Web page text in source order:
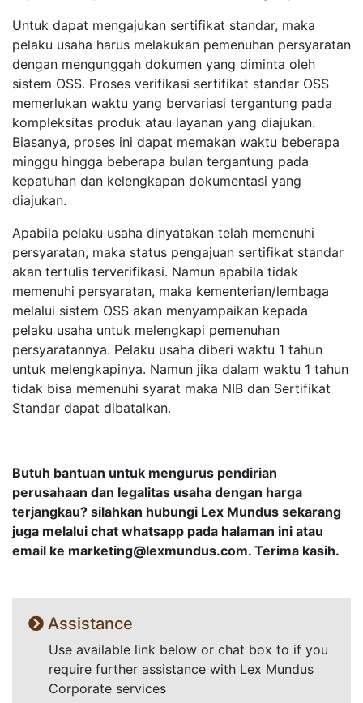
Untuk dapat mengajukan sertifikat standar, maka
pelaku usaha harus melakukan pemenuhan persyaratan
dengan mengunggah dokumen yang diminta oleh
sistem OSS. Proses verifikasi sertifikat standar OSS
memerlukan waktu yang bervariasi tergantung pada
kompleksitas produk atau layanan yang diajukan.
Biasanya, proses ini dapat memakan waktu beberapa
minggu hingga beberapa bulan tergantung pada
kepatuhan dan kelengkapan dokumentasi yang
diajukan.
Apabila pelaku usaha dinyatakan telah memenuhi
persyaratan, maka status pengajuan sertifikat standar
akan tertulis terverifikasi. Namun apabila tidak
memenuhi persyaratan, maka kementerian/lembaga
melalui sistem OSS akan menyampaikan kepada
pelaku usaha untuk melengkapi pemenuhan
persyaratannya. Pelaku usaha diberi waktu 1 tahun
untuk melengkapinya. Namun jika dalam waktu 1 tahun
tidak bisa memenuhi syarat maka NIB dan Sertifikat
Standar dapat dibatalkan.
Butuh bantuan untuk mengurus pendirian
perusahaan dan legalitas usaha dengan harga
terjangkau? silahkan hubungi Lex Mundus sekarang
juga melalui chat whatsapp pada halaman ini atau
email ke marketing@lexmundus.com. Terima kasih.
Assistance
Use available link below or chat box to if you
require further assistance with Lex Mundus
Corporate services